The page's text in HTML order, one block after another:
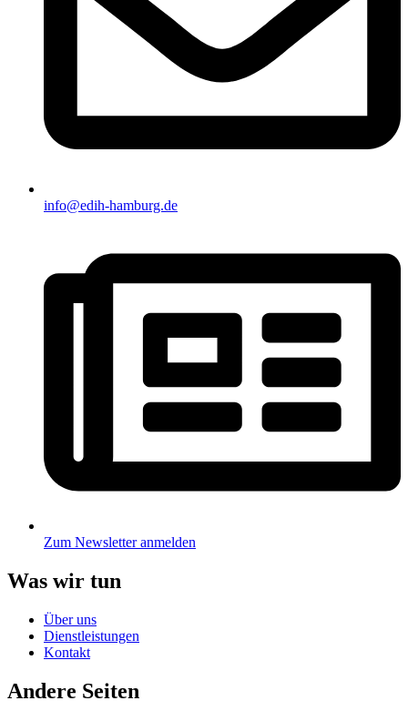
info@edih-hamburg.de
Zum Newsletter anmelden
Was wir tun
Über uns
Dienstleistungen
Kontakt
Andere Seiten